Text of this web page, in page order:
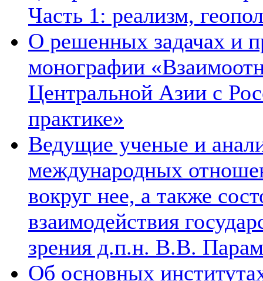
Часть 1: реализм,
О решенных задачах и
монографии
Центральной Азии с
практике»
Ведущие ученые и
международных
вокруг нее, а также
взаимодействия
зрения д.п.н. В.В.
Об основных